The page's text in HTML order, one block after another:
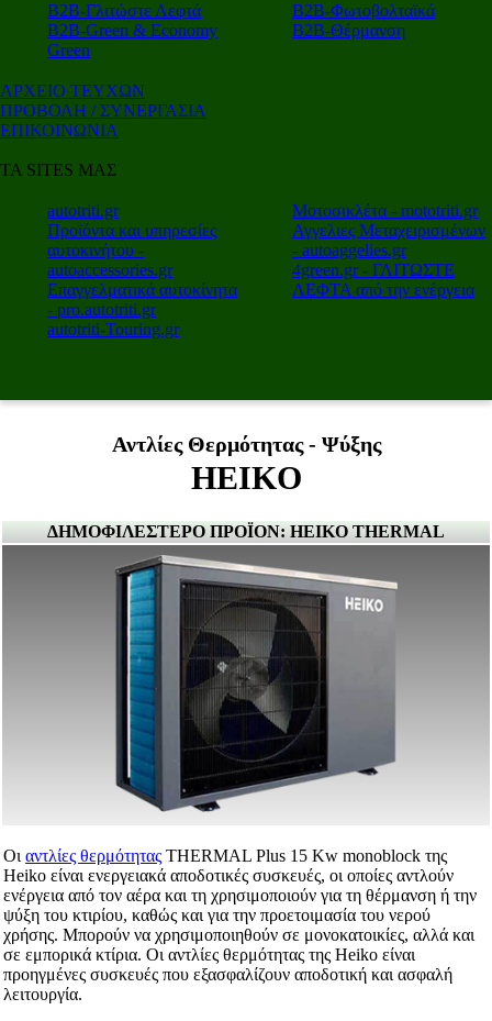
Β2Β-Γλιτώστε Λεφτά
Β2Β-Green & Economy
Green
Β2Β-Φωτοβολταϊκά
Β2Β-Θέρμανση
ΑΡΧΕΙΟ ΤΕΥΧΩΝ
ΠΡΟΒΟΛΗ / ΣΥΝΕΡΓΑΣΙΑ
ΕΠΙΚΟΙΝΩΝΙΑ
ΤΑ SITES ΜΑΣ
autotriti.gr
Προϊόντα και υπηρεσίες
αυτοκινήτου -
autoaccessories.gr
Επαγγελματικά αυτοκίνητα
- pro.autotriti.gr
autotriti-Touring.gr
Μοτοσικλέτα - mototriti.gr
Αγγελιες Μεταχειρισμένων
- autoaggelies.gr
4green.gr - ΓΛΙΤΩΣΤΕ
ΛΕΦΤΑ από την ενέργεια
Αντλίες Θερμότητας - Ψύξης
HEIKO
ΔΗΜΟΦΙΛΕΣΤΕΡΟ ΠΡΟΪΟΝ: HEIKO THERMAL
Οι αντλίες θερμότητας THERMAL Plus 15 Kw monoblock της
Heiko είναι ενεργειακά αποδοτικές συσκευές, οι οποίες αντλούν
ενέργεια από τον αέρα και τη χρησιμοποιούν για τη θέρμανση ή την
ψύξη του κτιρίου, καθώς και για την προετοιμασία του νερού
χρήσης. Μπορούν να χρησιμοποιηθούν σε μονοκατοικίες, αλλά και
σε εμπορικά κτίρια. Οι αντλίες θερμότητας της Heiko είναι
προηγμένες συσκευές που εξασφαλίζουν αποδοτική και ασφαλή
λειτουργία.